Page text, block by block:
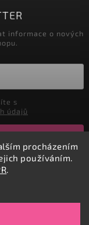
procházením
používáním.
.
informace o nových
údajů
práva vyhrazena.